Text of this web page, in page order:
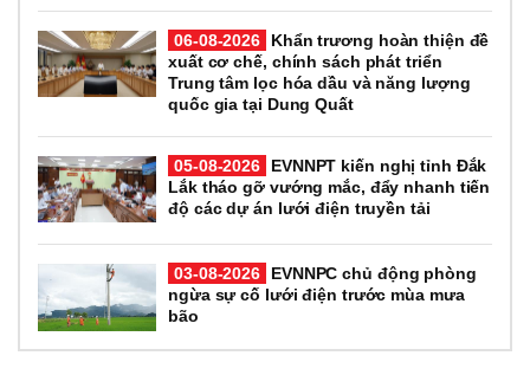
06-08-2026
Khẩn trương hoàn thiện đề
xuất cơ chế, chính sách phát triển
Trung tâm lọc hóa dầu và năng lượng
quốc gia tại Dung Quất
05-08-2026
EVNNPT kiến nghị tỉnh Đắk
Lắk tháo gỡ vướng mắc, đẩy nhanh tiến
độ các dự án lưới điện truyền tải
03-08-2026
EVNNPC chủ động phòng
ngừa sự cố lưới điện trước mùa mưa
bão